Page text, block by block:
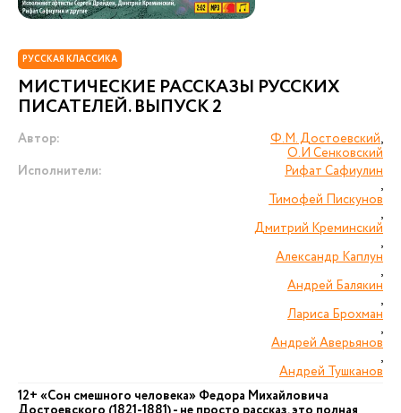
РУССКАЯ КЛАССИКА
МИСТИЧЕСКИЕ РАССКАЗЫ РУССКИХ
ПИСАТЕЛЕЙ. ВЫПУСК 2
Автор: Ф.М. Достоевский,
О.И Сенковский
Исполнители:
Рифат Сафиулин
,
Тимофей Пискунов
,
Дмитрий Креминский
,
Александр Каплун
,
Андрей Балякин
,
Лариса Брохман
,
Андрей Аверьянов
,
Андрей Тушканов
12+ «Сон смешного человека» Федора Михайловича